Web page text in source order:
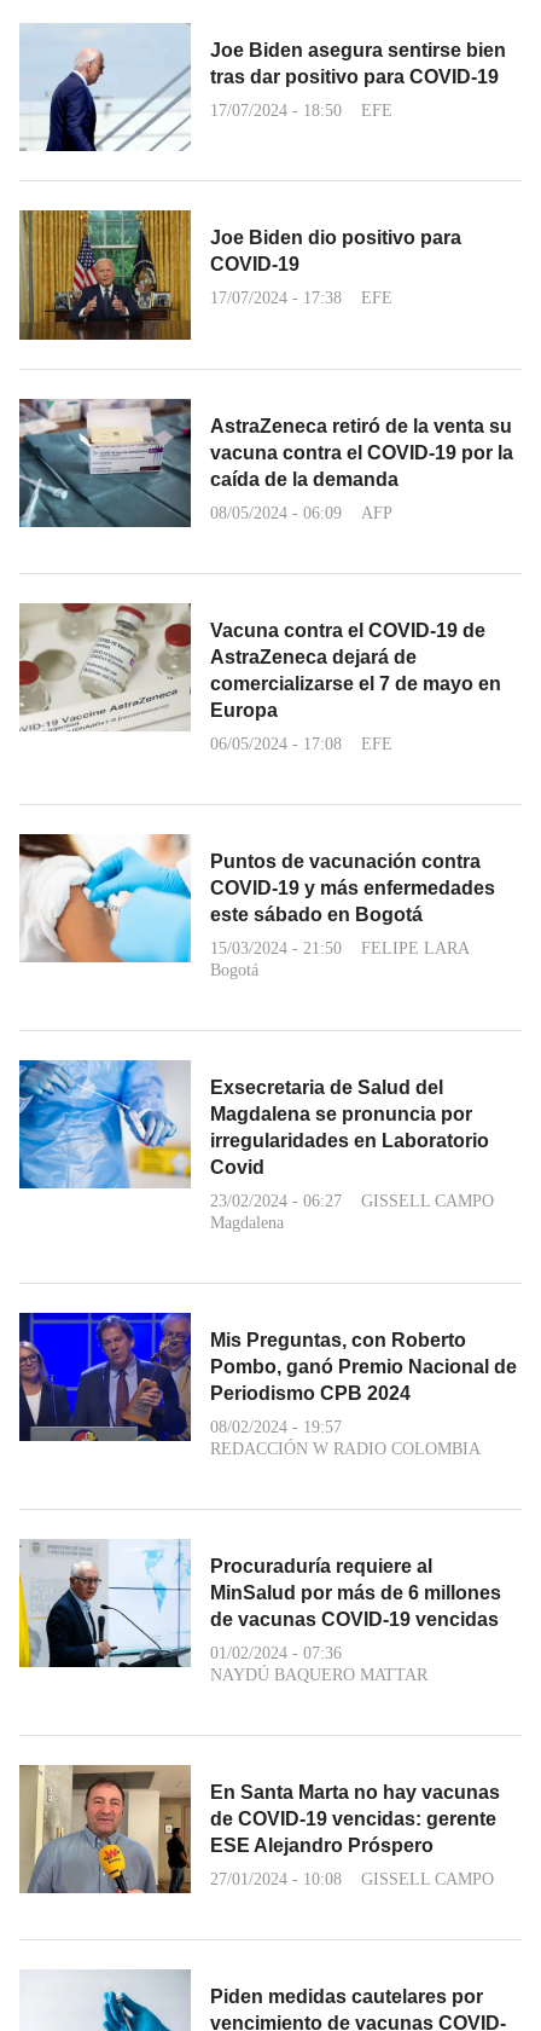
Joe Biden asegura sentirse bien
tras dar positivo para COVID-19
17/07/2024 - 18:50 EFE
Joe Biden dio positivo para
COVID-19
17/07/2024 - 17:38 EFE
AstraZeneca retiró de la venta su
vacuna contra el COVID-19 por la
caída de la demanda
08/05/2024 - 06:09 AFP
Vacuna contra el COVID-19 de
AstraZeneca dejará de
comercializarse el 7 de mayo en
Europa
06/05/2024 - 17:08 EFE
Puntos de vacunación contra
COVID-19 y más enfermedades
este sábado en Bogotá
15/03/2024 - 21:50
FELIPE LARA
Bogotá
Exsecretaria de Salud del
Magdalena se pronuncia por
irregularidades en Laboratorio
Covid
23/02/2024 - 06:27
GISSELL CAMPO
Magdalena
Mis Preguntas, con Roberto
Pombo, ganó Premio Nacional de
Periodismo CPB 2024
08/02/2024 - 19:57
REDACCIÓN W RADIO COLOMBIA
Procuraduría requiere al
MinSalud por más de 6 millones
de vacunas COVID-19 vencidas
01/02/2024 - 07:36
NAYDÚ BAQUERO MATTAR
En Santa Marta no hay vacunas
de COVID-19 vencidas: gerente
ESE Alejandro Próspero
27/01/2024 - 10:08 GISSELL CAMPO
Piden medidas cautelares por
vencimiento de vacunas COVID-